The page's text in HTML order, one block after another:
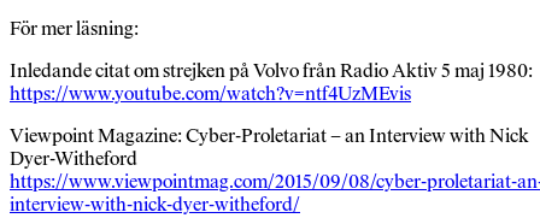
För mer läsning:
Inledande citat om strejken på Volvo från Radio Aktiv 5 maj 1980:
https://www.youtube.com/watch?v=ntf4UzMEvis
Viewpoint Magazine: Cyber-Proletariat – an Interview with Nick
Dyer-Witheford
https://www.viewpointmag.com/2015/09/08/cyber-proletariat-
interview-with-nick-dyer-witheford/